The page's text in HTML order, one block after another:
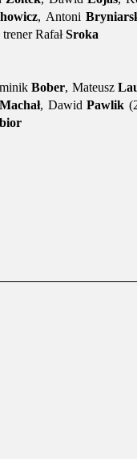
, Antoni
trener RafałSroka
Bober, Mateusz
Machał, DawidPawlik